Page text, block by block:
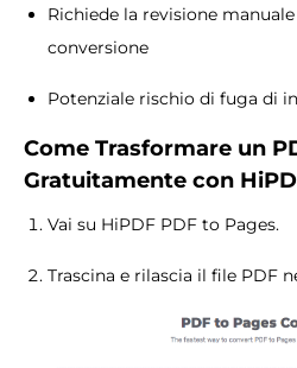
Richiede la revisione
conversione
Potenziale rischio di fuga di
Come Trasformare un
Gratuitamente con
Vai su HiPDF PDF to Pages.
Trascina e rilascia il file PDF